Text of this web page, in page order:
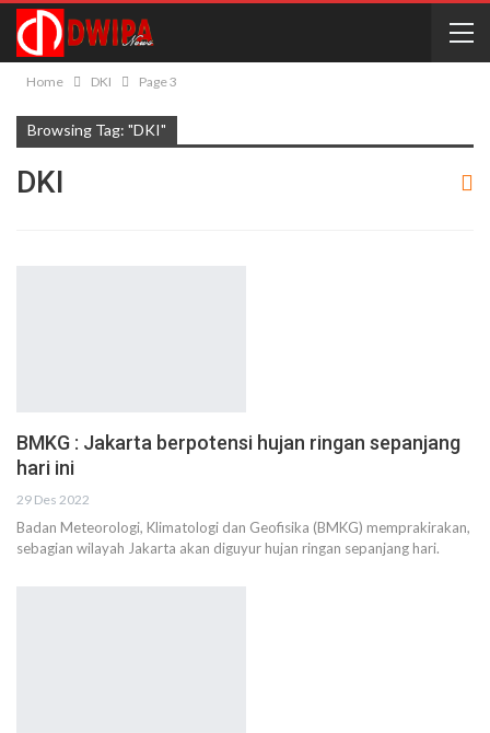
Home DKI Page 3
Browsing Tag: "DKI"
DKI
BMKG : Jakarta berpotensi hujan ringan sepanjang
hari ini
29 Des 2022
Badan Meteorologi, Klimatologi dan Geofisika (BMKG) memprakirakan,
sebagian wilayah Jakarta akan diguyur hujan ringan sepanjang hari.